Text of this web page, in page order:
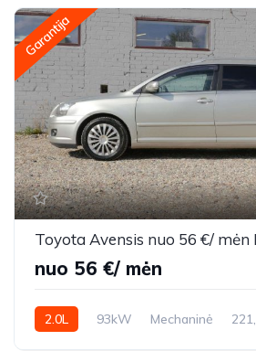
Garantija
nuo 56 €/ mėn
2.0L 93kW Mechaninė